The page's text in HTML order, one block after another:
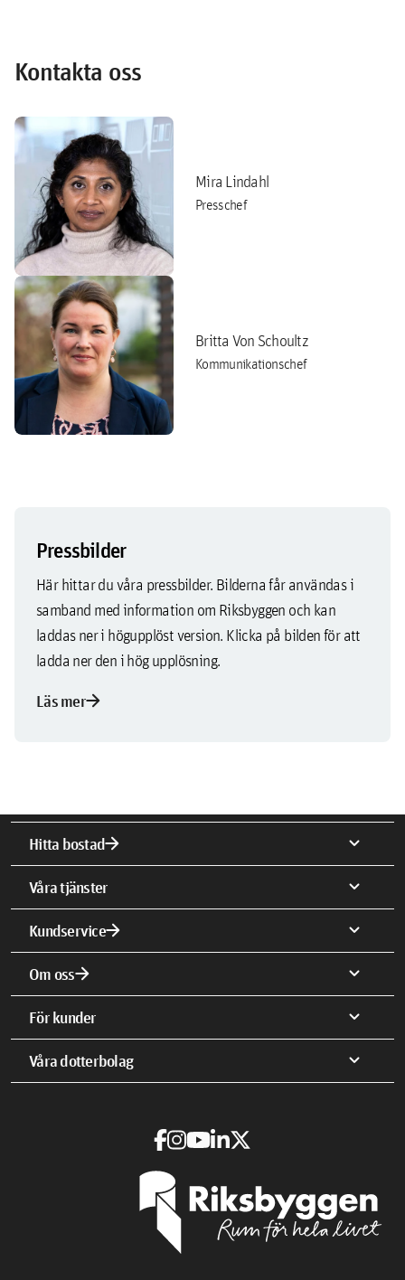
Kontakta oss
Mira Lindahl
Presschef
Britta Von Schoultz
Kommunikationschef
Pressbilder
Här hittar du våra pressbilder. Bilderna får användas i
samband med information om Riksbyggen och kan
laddas ner i högupplöst version. Klicka på bilden för att
ladda ner den i hög upplösning.
Läs merarrow_forward
Hitta bostadarrow_forward expand_more
Våra tjänster expand_more
Kundservicearrow_forward expand_more
Om ossarrow_forward expand_more
För kunder expand_more
Våra dotterbolag expand_more